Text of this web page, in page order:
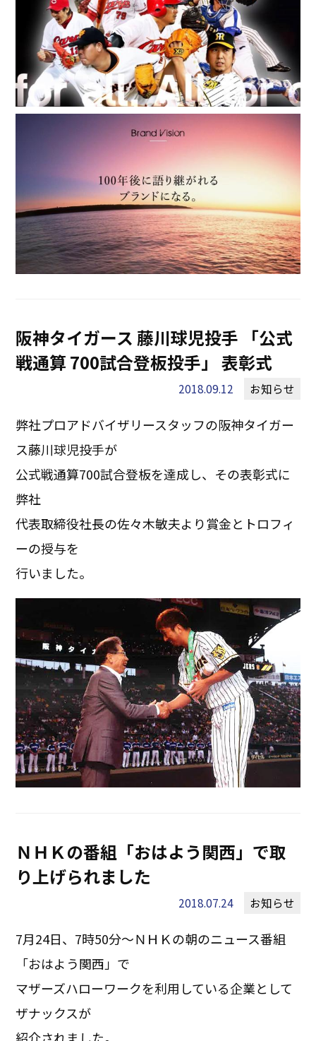
阪神タイガース 藤川球児投手 「公式
戦通算 700試合登板投手」 表彰式
2018.09.12 お知らせ
弊社プロアドバイザリースタッフの阪神タイガー
ス藤川球児投手が
公式戦通算700試合登板を達成し、その表彰式に
弊社
代表取締役社長の佐々木敏夫より賞金とトロフィ
ーの授与を
行いました。
ＮＨＫの番組「おはよう関西」で取
り上げられました
2018.07.24 お知らせ
7月24日、7時50分～ＮＨＫの朝のニュース番組
「おはよう関西」で
マザーズハローワークを利用している企業として
ザナックスが
紹介されました。